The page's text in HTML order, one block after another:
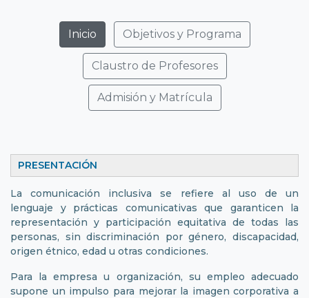
Inicio Objetivos y Programa
Claustro de Profesores
Admisión y Matrícula
PRESENTACIÓN
La comunicación inclusiva se refiere al uso de un
lenguaje y prácticas comunicativas que garanticen la
representación y participación equitativa de todas las
personas, sin discriminación por género, discapacidad,
origen étnico, edad u otras condiciones.
Para la empresa u organización, su empleo adecuado
supone un impulso para mejorar la imagen corporativa a